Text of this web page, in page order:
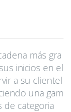
más gra
inicios en el
a su clientel
una gam
categoria